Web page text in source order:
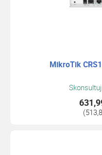
MikroTik